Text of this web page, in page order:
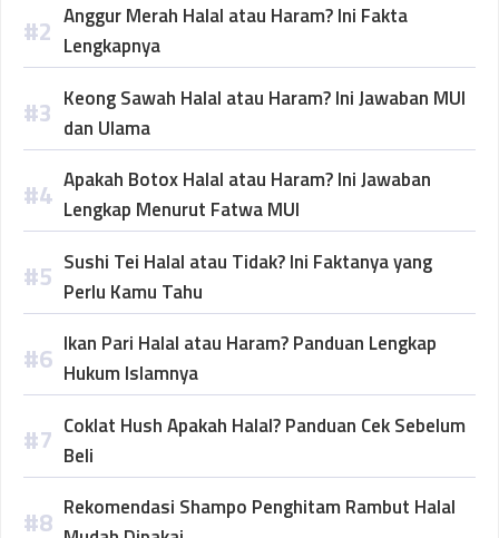
Anggur Merah Halal atau Haram? Ini Fakta
Lengkapnya
Keong Sawah Halal atau Haram? Ini Jawaban MUI
dan Ulama
Apakah Botox Halal atau Haram? Ini Jawaban
Lengkap Menurut Fatwa MUI
Sushi Tei Halal atau Tidak? Ini Faktanya yang
Perlu Kamu Tahu
Ikan Pari Halal atau Haram? Panduan Lengkap
Hukum Islamnya
Coklat Hush Apakah Halal? Panduan Cek Sebelum
Beli
Rekomendasi Shampo Penghitam Rambut Halal